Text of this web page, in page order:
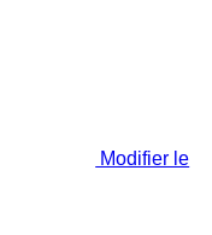
Modifier le